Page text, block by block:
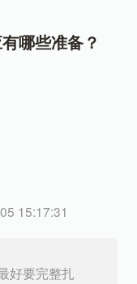
哪些准备？
15:17:31
好要完整扎